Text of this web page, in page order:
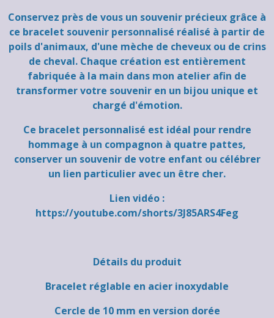
Conservez près de vous un souvenir précieux grâce à
ce bracelet souvenir personnalisé réalisé à partir de
poils d'animaux, d'une mèche de cheveux ou de crins
de cheval. Chaque création est entièrement
fabriquée à la main dans mon atelier afin de
transformer votre souvenir en un bijou unique et
chargé d'émotion.
Ce bracelet personnalisé est idéal pour rendre
hommage à un compagnon à quatre pattes,
conserver un souvenir de votre enfant ou célébrer
un lien particulier avec un être cher.
Lien vidéo :
https://youtube.com/shorts/3J85ARS4Feg
Détails du produit
Bracelet réglable en acier inoxydable
Cercle de 10 mm en version dorée